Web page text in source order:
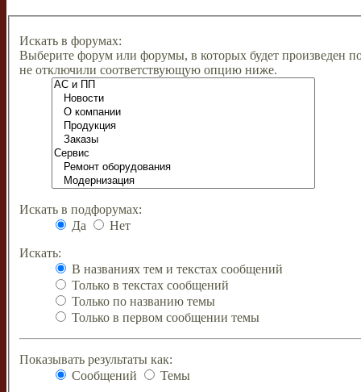
Искать в форумах:
Выберите форум или форумы, в которых будет произведен
не отключили соответствующую опцию ниже.
Искать в подфорумах:
Да
Нет
Искать:
В названиях тем и текстах сообщений
Только в текстах сообщений
Только по названию темы
Только в первом сообщении темы
Показывать результаты как:
Сообщений
Темы